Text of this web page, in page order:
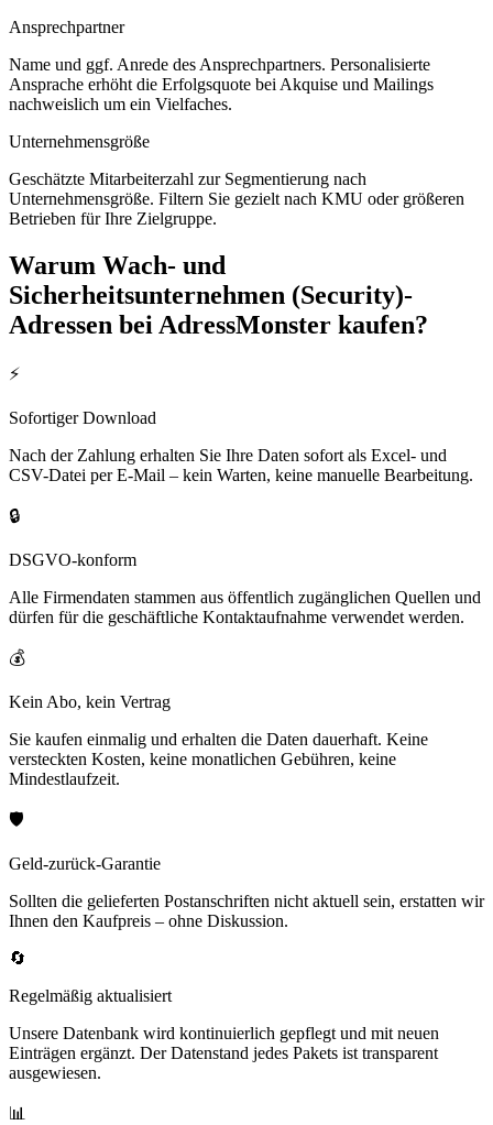
Ansprechpartner
Name und ggf. Anrede des Ansprechpartners. Personalisierte
Ansprache erhöht die Erfolgsquote bei Akquise und Mailings
nachweislich um ein Vielfaches.
Unternehmensgröße
Geschätzte Mitarbeiterzahl zur Segmentierung nach
Unternehmensgröße. Filtern Sie gezielt nach KMU oder größeren
Betrieben für Ihre Zielgruppe.
Warum Wach- und
Sicherheitsunternehmen (Security)-
Adressen bei AdressMonster kaufen?
⚡
Sofortiger Download
Nach der Zahlung erhalten Sie Ihre Daten sofort als Excel- und
CSV-Datei per E-Mail – kein Warten, keine manuelle Bearbeitung.
🔒
DSGVO-konform
Alle Firmendaten stammen aus öffentlich zugänglichen Quellen und
dürfen für die geschäftliche Kontaktaufnahme verwendet werden.
💰
Kein Abo, kein Vertrag
Sie kaufen einmalig und erhalten die Daten dauerhaft. Keine
versteckten Kosten, keine monatlichen Gebühren, keine
Mindestlaufzeit.
🛡️
Geld-zurück-Garantie
Sollten die gelieferten Postanschriften nicht aktuell sein, erstatten wir
Ihnen den Kaufpreis – ohne Diskussion.
🔄
Regelmäßig aktualisiert
Unsere Datenbank wird kontinuierlich gepflegt und mit neuen
Einträgen ergänzt. Der Datenstand jedes Pakets ist transparent
ausgewiesen.
📊